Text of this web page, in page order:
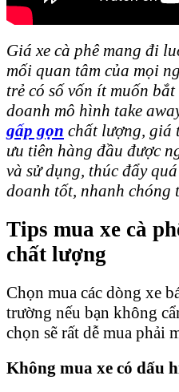
Giá xe cà phê mang đi
mối quan tâm của mọi
trẻ có số vốn ít muốn
doanh mô hình take
gấp gọn chất lượng,
ưu tiên hàng đầu được
và sử dụng, thúc đẩy
doanh tốt, nhanh chóng
Tips mua xe cà
chất lượng
Chọn mua các dòng xe
trường nếu bạn không
chọn sẽ rất dễ mua phải
Không mua xe có dấu